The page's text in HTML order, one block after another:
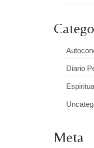
Diario
Meta